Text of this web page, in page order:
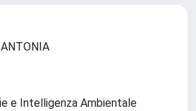
e Intelligenza Ambientale